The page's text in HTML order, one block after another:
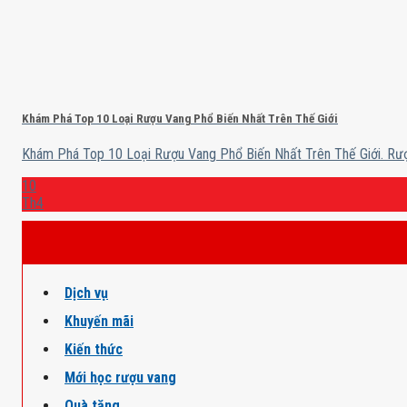
Khám Phá Top 10 Loại Rượu Vang Phổ Biến Nhất Trên Thế Giới
Khám Phá Top 10 Loại Rượu Vang Phổ Biến Nhất Trên Thế Giới.
10
Th4
Dịch vụ
Khuyến mãi
Kiến thức
Mới học rượu vang